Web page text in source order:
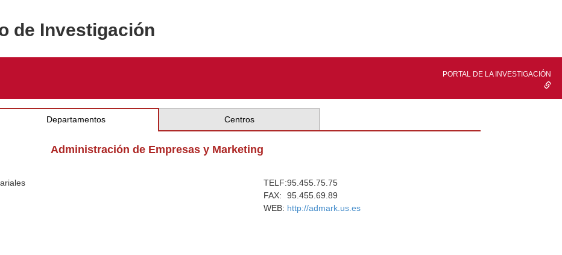
de Investigación
PORTAL DE LA INVESTIGACIÓN
Departamentos Centros
Administración de Empresas y Marketing
TELF:95.455.75.75
FAX:
95.455.69.89
WEB: http://admark.us.es